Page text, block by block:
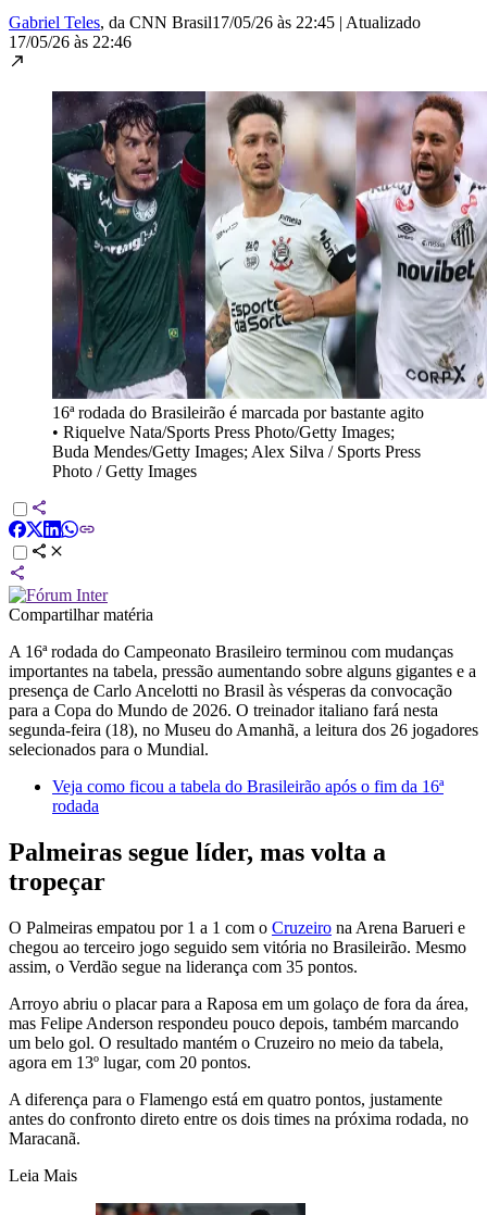
Gabriel Teles, da CNN Brasil17/05/26 às 22:45 | Atualizado
17/05/26 às 22:46
16ª rodada do Brasileirão é marcada por bastante agito
• Riquelve Nata/Sports Press Photo/Getty Images;
Buda Mendes/Getty Images; Alex Silva / Sports Press
Photo / Getty Images
Compartilhar matéria
A 16ª rodada do Campeonato Brasileiro terminou com mudanças
importantes na tabela, pressão aumentando sobre alguns gigantes e a
presença de Carlo Ancelotti no Brasil às vésperas da convocação
para a Copa do Mundo de 2026. O treinador italiano fará nesta
segunda-feira (18), no Museu do Amanhã, a leitura dos 26 jogadores
selecionados para o Mundial.
Veja como ficou a tabela do Brasileirão após o fim da 16ª
rodada
Palmeiras segue líder, mas volta a
tropeçar
O Palmeiras empatou por 1 a 1 com o Cruzeiro na Arena Barueri e
chegou ao terceiro jogo seguido sem vitória no Brasileirão. Mesmo
assim, o Verdão segue na liderança com 35 pontos.
Arroyo abriu o placar para a Raposa em um golaço de fora da área,
mas Felipe Anderson respondeu pouco depois, também marcando
um belo gol. O resultado mantém o Cruzeiro no meio da tabela,
agora em 13º lugar, com 20 pontos.
A diferença para o Flamengo está em quatro pontos, justamente
antes do confronto direto entre os dois times na próxima rodada, no
Maracanã.
Leia Mais